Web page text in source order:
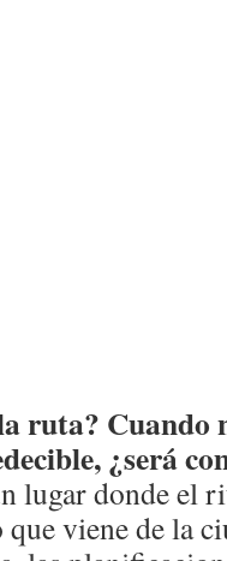
ruta? Cuando
¿será
lugar donde el
viene de la